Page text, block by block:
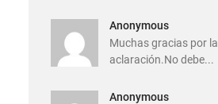
Anonymous
Muchas gracias por la
aclaración.No debe...
Anonymous